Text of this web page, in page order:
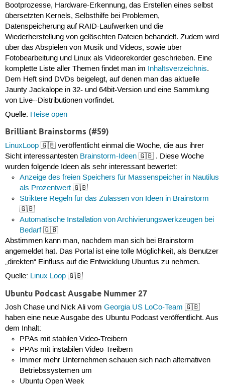
Bootprozesse, Hardware-Erkennung, das Erstellen eines selbst
übersetzten Kernels, Selbsthilfe bei Problemen,
Datenspeicherung auf RAID-Laufwerken und die
Wiederherstellung von gelöschten Dateien behandelt. Zudem wird
über das Abspielen von Musik und Videos, sowie über
Fotobearbeitung und Linux als Videorekorder geschrieben. Eine
komplette Liste aller Themen findet man im Inhaltsverzeichnis.
Dem Heft sind DVDs beigelegt, auf denen man das aktuelle
Jaunty Jackalope in 32- und 64bit-Version und eine Sammlung
von Live--Distributionen vorfindet.
Quelle: Heise open
Brilliant Brainstorms (#59)
LinuxLoop🇬🇧 veröffentlicht einmal die Woche, die aus ihrer
Sicht interessantesten Brainstorm-Ideen🇬🇧 . Diese Woche
wurden folgende Ideen als sehr interessant bewertet:
Anzeige des freien Speichers für Massenspeicher in Nautilus
als Prozentwert 🇬🇧
Striktere Regeln für das Zulassen von Ideen in Brainstorm
🇬🇧
Automatische Installation von Archivierungswerkzeugen bei
Bedarf🇬🇧
Abstimmen kann man, nachdem man sich bei Brainstorm
angemeldet hat. Das Portal ist eine tolle Möglichkeit, als Benutzer
„direkten“ Einfluss auf die Entwicklung Ubuntus zu nehmen.
Quelle: Linux Loop🇬🇧
Ubuntu Podcast Ausgabe Nummer 27
Josh Chase und Nick Ali vom Georgia US LoCo-Team 🇬🇧
haben eine neue Ausgabe des Ubuntu Podcast veröffentlicht. Aus
dem Inhalt:
PPAs mit stabilen Video-Treibern
PPAs mit instabilen Video-Treibern
Immer mehr Unternehmen schauen sich nach alternativen
Betriebssystemen um
Ubuntu Open Week